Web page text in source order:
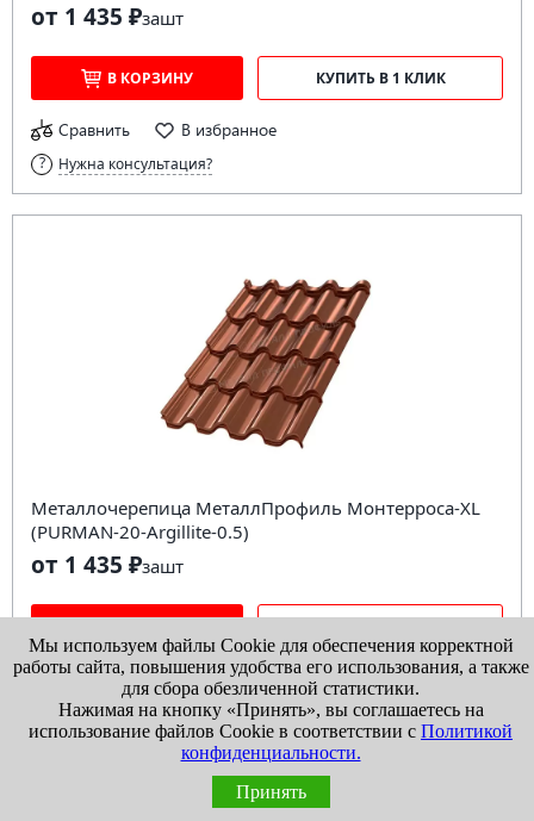
от 1 435 ₽зашт
В КОРЗИНУ КУПИТЬ В 1 КЛИК
Сравнить В избранное
Нужна консультация?
Металлочерепица МеталлПрофиль Монтерроса-XL
(PURMAN-20-Argillite-0.5)
от 1 435 ₽зашт
Сравнить В избранное
Нужна консультация?
5 ....
Мы используем файлы Cookie для обеспечения корректной
работы сайта, повышения удобства его использования, а также
для сбора обезличенной статистики.
Нажимая на кнопку «Принять», вы соглашаетесь на
использование файлов Cookie в соответствии с Политикой
конфиденциальности.
Принять